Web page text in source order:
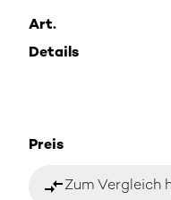
Art.
Details
Preis
compare_arrowsZum Vergleich